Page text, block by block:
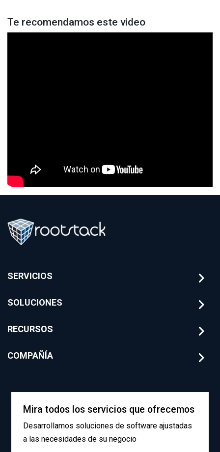
Te recomendamos este video
SERVICIOS
SOLUCIONES
RECURSOS
COMPAÑÍA
Mira todos los servicios que ofrecemos
Desarrollamos soluciones de software ajustadas
a las necesidades de su negocio